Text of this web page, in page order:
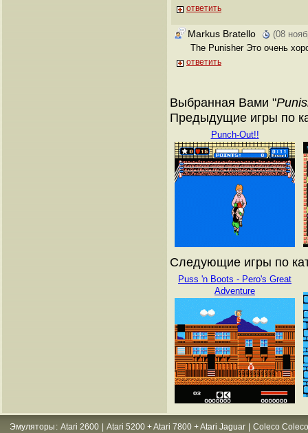
ответить
Markus Bratello
(08
The Punisher Это очень
ответить
Выбранная Вами "
Предыдущие игры по
Punch-Out!!
Следующие игры по
Puss 'n Boots - Pero's Great
Adventure
Эмуляторы : Atari 2600 Atari 5200 + Atari 7800 + Atari Jaguar Coleco